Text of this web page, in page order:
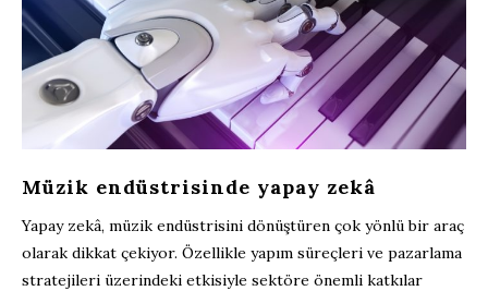
Müzik endüstrisinde yapay zekâ
Yapay zekâ, müzik endüstrisini dönüştüren çok yönlü bir araç
olarak dikkat çekiyor. Özellikle yapım süreçleri ve pazarlama
stratejileri üzerindeki etkisiyle sektöre önemli katkılar